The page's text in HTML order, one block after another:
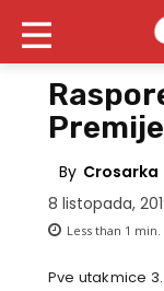
By Crosarka
8 listopada,
Less than 1 min.
Pve utakmice